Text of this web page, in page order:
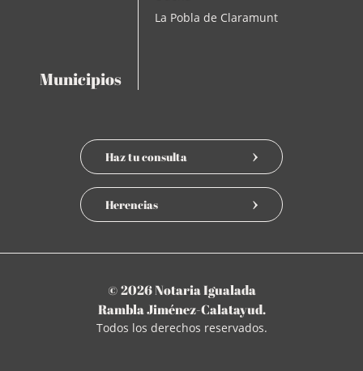
Municipios
La Pobla de Claramunt
Haz tu consulta
Herencias
© 2026 Notaria Igualada
Rambla Jiménez-Calatayud.
Todos los derechos reservados.